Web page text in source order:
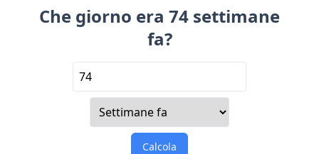
Che giorno era 74 settimane
fa?
Calcola